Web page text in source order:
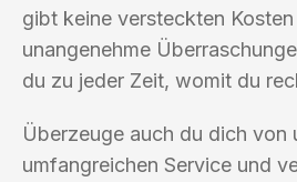
gibt keine versteckten
unangenehme
du zu jeder Zeit, womit du
Überzeuge auch du dich von
umfangreichen Service und